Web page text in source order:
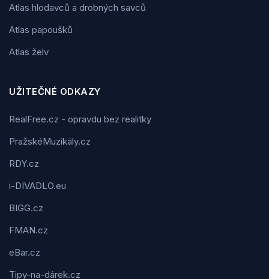
Atlas hlodavců a drobných savců
Atlas papoušků
Atlas želv
UŽITEČNÉ ODKAZY
RealFree.cz - opravdu bez realitky
PražskéMuzikály.cz
RDY.cz
i-DIVADLO.eu
BIGG.cz
FMAN.cz
eBar.cz
Tipy-na-dárek.cz